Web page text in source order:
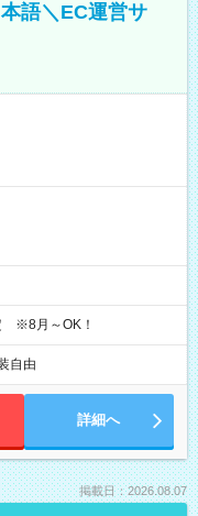
語＼EC運営サ
※8月～OK！
自由
詳細へ
掲載日：2026.08.07